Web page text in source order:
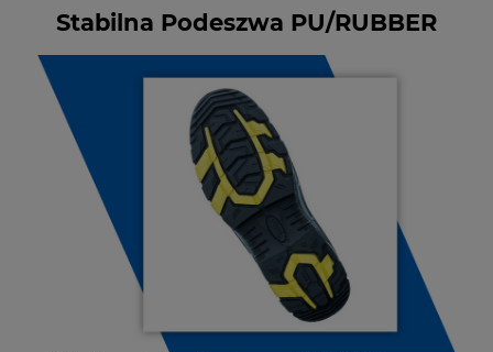
Stabilna Podeszwa PU/RUBBER